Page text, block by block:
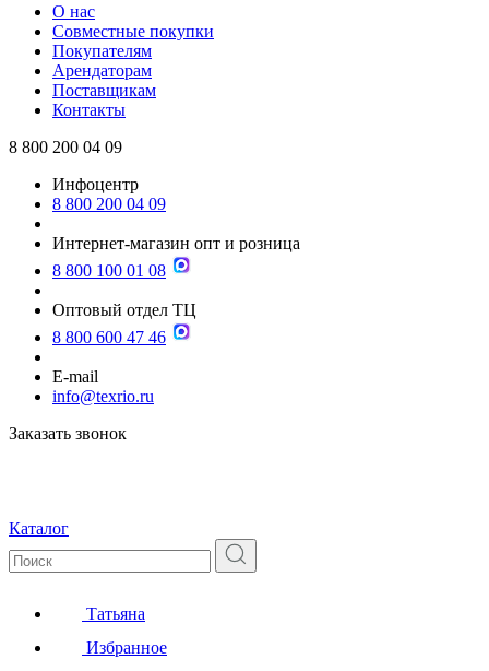
О нас
Совместные покупки
Покупателям
Арендаторам
Поставщикам
Контакты
8 800 200 04 09
Инфоцентр
8 800 200 04 09
Интернет-магазин опт и розница
8 800 100 01 08
Оптовый отдел ТЦ
8 800 600 47 46
E-mail
info@texrio.ru
Заказать звонок
Каталог
Татьяна
Избранное